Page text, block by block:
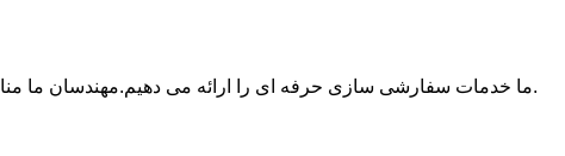
5. خدمات: OEM;ما خدمات سفارشی سازی حرفه ای را ارائه می دهیم.مهندسان ما مناسب ترین راه حل سازه نصب خورشیدی را بر اساس زمین شناسی محلی، بار برف و سرعت باد طراحی خواهند کرد.